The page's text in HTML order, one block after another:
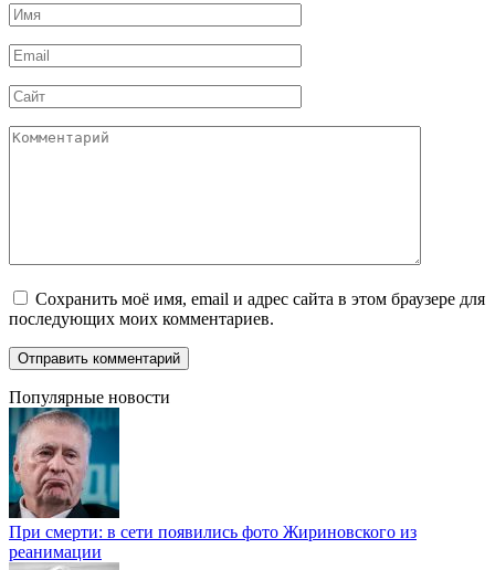
Имя
*
Email
*
Сайт
Комментарий
Сохранить моё имя, email и адрес сайта в этом браузере для
последующих моих комментариев.
Популярные новости
При смерти: в сети появились фото Жириновского из
реанимации